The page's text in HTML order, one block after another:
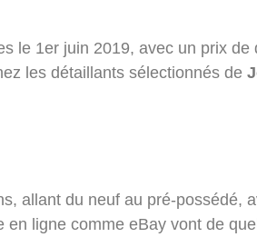
le 1er juin 2019, avec un prix
les détaillants sélectionnés de
allant du neuf au pré-possédé,
ligne comme eBay vont de